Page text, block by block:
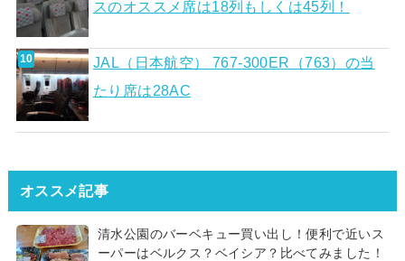
スのオススメ席は18列もしくは45列！
JAL（日本航空） 767-300ER（763）の当
たり席は28AC
オススメ記事
清水公園のバーベキュー買い出し！便利で近いス
ーパーはベルクス？ベイシア？比べてみました！